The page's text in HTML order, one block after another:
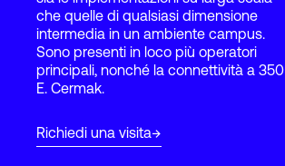
Accesso
che quelle di qualsiasi dimensione
intermedia in un ambiente campus.
Sono presenti in loco più operatori
principali, nonché la connettività a 350
E. Cermak.
Richiedi una visita